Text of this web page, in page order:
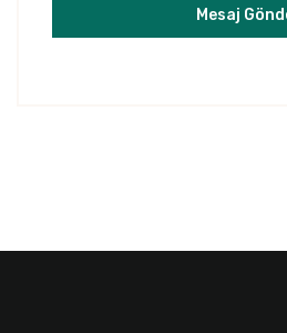
Mesaj